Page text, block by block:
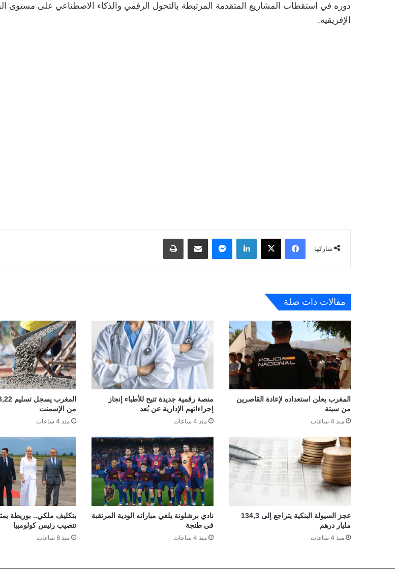
دوره في استقطاب المشاريع المتقدمة المرتبطة بالتحول الرقمي والذكاء الاصطناعي على مستوى
الإفريقية.
شاركها
فيسبوك لينكدإن
مقالات ذات صلة
المغرب يعلن استعداده لإعادة القاصرين
من سبتة
منذ 4 ساعات
منصة رقمية جديدة تتيح للأطباء إنجاز
إجراءاتهم الإدارية عن بُعد
منذ 4 ساعات
من الإسمنت
منذ 4 ساعات
عجز السيولة البنكية يتراجع إلى 134,3
مليار درهم
منذ 4 ساعات
نادي برشلونة يلغي مباراته الودية المرتقبة
في طنجة
منذ 4 ساعات
بتكليف ملكي.. بوريطة
تنصيب رئيس كولومبيا
منذ 8 ساعات